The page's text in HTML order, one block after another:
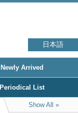
日本語
Newly Arrived
Periodical List
Show All